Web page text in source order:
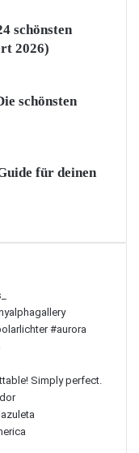
schönsten
2026)
schönsten
für deinen